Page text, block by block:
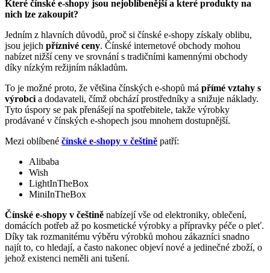
Které čínské e-shopy jsou nejoblíbenější a které produkty na
nich lze zakoupit?
Jedním z hlavních důvodů, proč si čínské e-shopy získaly oblibu,
jsou jejich příznivé ceny. Čínské internetové obchody mohou
nabízet nižší ceny ve srovnání s tradičními kamennými obchody
díky nízkým režijním nákladům.
To je možné proto, že většina čínských e-shopů má přímé vztahy s
výrobci a dodavateli, čímž obchází prostředníky a snižuje náklady.
Tyto úspory se pak přenášejí na spotřebitele, takže výrobky
prodávané v čínských e-shopech jsou mnohem dostupnější.
Mezi oblíbené čínské e-shopy v češtině patří:
Alibaba
Wish
LightInTheBox
MiniInTheBox
Čínské e-shopy v češtině nabízejí vše od elektroniky, oblečení,
domácích potřeb až po kosmetické výrobky a přípravky péče o pleť.
Díky tak rozmanitému výběru výrobků mohou zákazníci snadno
najít to, co hledají, a často nakonec objeví nové a jedinečné zboží, o
jehož existenci neměli ani tušení.